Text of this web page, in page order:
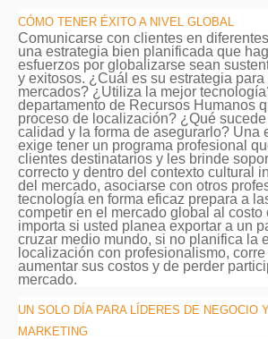
CÓMO TENER ÉXITO A NIVEL GLOBAL
Comunicarse con clientes en
una estrategia bien planificada que
esfuerzos por globalizarse sean
y exitosos. ¿Cuál es su estrategia
mercados? ¿Utiliza la mejor
departamento de Recursos Humanos
proceso de localización? ¿Qué
calidad y la forma de asegurarlo? Una
exige tener un programa profesional
clientes destinatarios y les brinde
correcto y dentro del contexto cultural
del mercado, asociarse con otros
tecnología en forma eficaz prepara a
competir en el mercado global al costo
importa si usted planea exportar a un
cruzar medio mundo, si no planifica la
localización con profesionalismo,
aumentar sus costos y de perder
mercado.
UN SOLO DÍA PARA LÍDERES DE NEGOCIO
MARKETING